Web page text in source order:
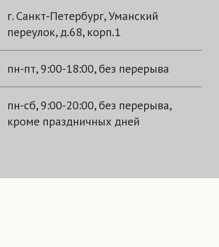
г. Санкт-Петербург, Уманский
переулок, д.68, корп.1
пн-пт, 9:00-18:00, без перерыва
пн-сб, 9:00-20:00, без перерыва,
кроме праздничных дней